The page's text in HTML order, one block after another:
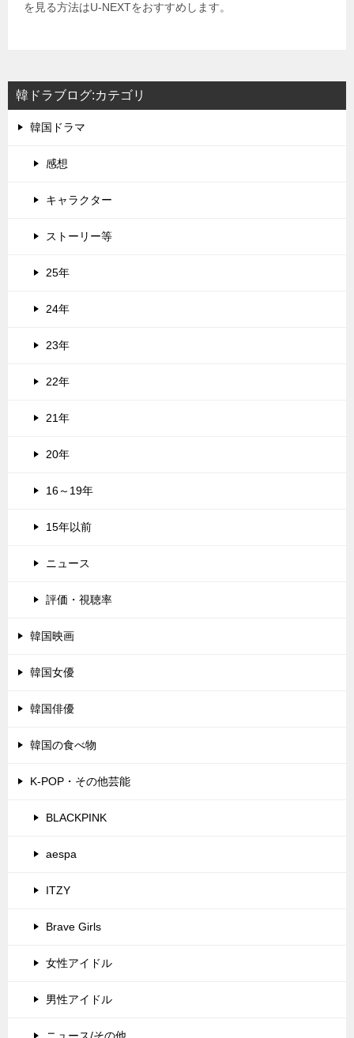
を見る方法はU-NEXTをおすすめします。
韓ドラブログ:カテゴリ
韓国ドラマ
感想
キャラクター
ストーリー等
25年
24年
23年
22年
21年
20年
16～19年
15年以前
ニュース
評価・視聴率
韓国映画
韓国女優
韓国俳優
韓国の食べ物
K-POP・その他芸能
BLACKPINK
aespa
ITZY
Brave Girls
女性アイドル
男性アイドル